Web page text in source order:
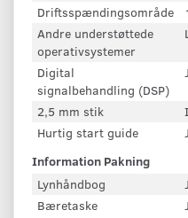
Driftsspændingsområde
Andre understøttede
operativsystemer
Digital
signalbehandling (DSP)
2,5 mm stik
Hurtig start guide
Information Pakning
Lynhåndbog
Bæretaske